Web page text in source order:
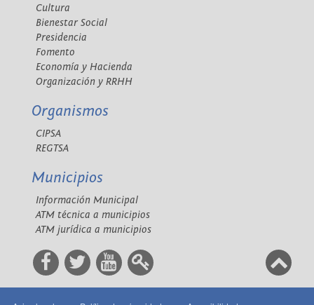
Cultura
Bienestar Social
Presidencia
Fomento
Economía y Hacienda
Organización y RRHH
Organismos
CIPSA
REGTSA
Municipios
Información Municipal
ATM técnica a municipios
ATM jurídica a municipios